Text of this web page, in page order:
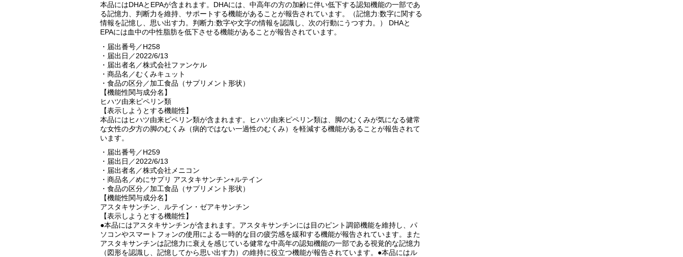
本品にはDHAとEPAが含まれます。DHAには、中高年の方の加齢に伴い低下する認知機能の一部であ
る記憶力、判断力を維持、サポートする機能があることが報告されています。（記憶力:数字に関する
情報を記憶し、思い出す力。判断力:数字や文字の情報を認識し、次の行動にうつす力。） DHAと
EPAには血中の中性脂肪を低下させる機能があることが報告されています。
・届出番号／H258
・届出日／2022/6/13
・届出者名／株式会社ファンケル
・商品名／むくみキュット
・食品の区分／加工食品（サプリメント形状）
【機能性関与成分名】
ヒハツ由来ピペリン類
【表示しようとする機能性】
本品にはヒハツ由来ピペリン類が含まれます。ヒハツ由来ピペリン類は、脚のむくみが気になる健常
な女性の夕方の脚のむくみ（病的ではない一過性のむくみ）を軽減する機能があることが報告されて
います。
・届出番号／H259
・届出日／2022/6/13
・届出者名／株式会社メニコン
・商品名／めにサプリ アスタキサンチン+ルテイン
・食品の区分／加工食品（サプリメント形状）
【機能性関与成分名】
アスタキサンチン、ルテイン・ゼアキサンチン
【表示しようとする機能性】
●本品にはアスタキサンチンが含まれます。アスタキサンチンには目のピント調節機能を維持し、パ
ソコンやスマートフォンの使用による一時的な目の疲労感を緩和する機能が報告されています。また
アスタキサンチンは記憶力に衰えを感じている健常な中高年の認知機能の一部である視覚的な記憶力
（図形を認識し、記憶してから思い出す力）の維持に役立つ機能が報告されています。●本品にはル